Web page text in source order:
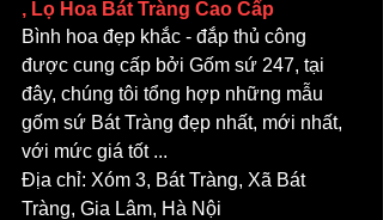
, Lọ Hoa Bát Tràng Cao Cấp
Bình hoa đẹp khắc - đắp thủ công
được cung cấp bởi Gốm sứ 247, tại
đây, chúng tôi tổng hợp những mẫu
gốm sứ Bát Tràng đẹp nhất, mới nhất,
với mức giá tốt ...
Địa chỉ: Xóm 3, Bát Tràng, Xã Bát
Tràng, Gia Lâm, Hà Nội